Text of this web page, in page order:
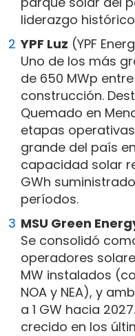
liderazgo
YPF Luz (YPF
Uno de los más
de 650 MWp
construcción.
Quemado en
etapas
grande del país
capacidad solar
GWh
períodos.
MSU Green
Se consolidó
operadores
MW instalados
NOA y NEA), y
a 1 GW hacia
crecido en los